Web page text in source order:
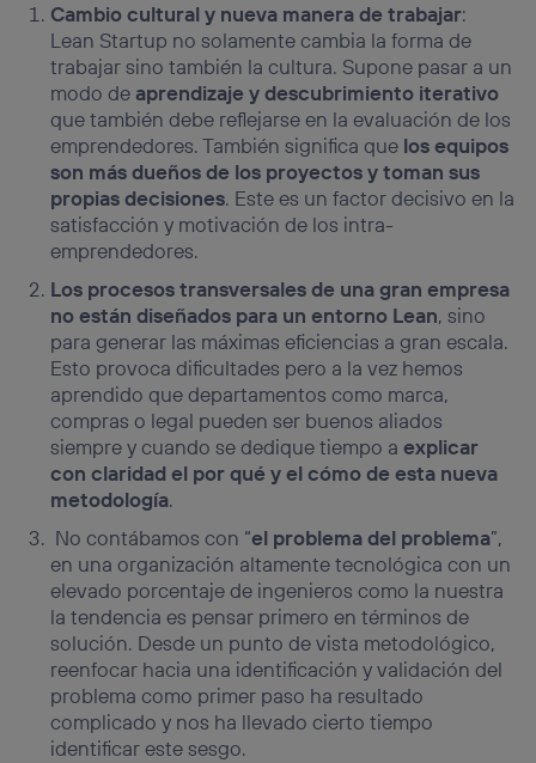
Cambio cultural y nueva manera de trabajar:
Lean Startup no solamente cambia la forma de
trabajar sino también la cultura. Supone pasar a un
modo de aprendizaje y descubrimiento iterativo
que también debe reflejarse en la evaluación de los
emprendedores. También significa que los equipos
son más dueños de los proyectos y toman sus
propias decisiones. Este es un factor decisivo en la
satisfacción y motivación de los intra-
emprendedores.
Los procesos transversales de una gran empresa
no están diseñados para un entorno Lean, sino
para generar las máximas eficiencias a gran escala.
Esto provoca dificultades pero a la vez hemos
aprendido que departamentos como marca,
compras o legal pueden ser buenos aliados
siempre y cuando se dedique tiempo aexplicar
con claridad el por qué y el cómo de esta nueva
metodología.
No contábamos con “el problema del problema”,
en una organización altamente tecnológica con un
elevado porcentaje de ingenieros como la nuestra
la tendencia es pensar primero en términos de
solución. Desde un punto de vista metodológico,
reenfocar hacia una identificación y validación del
problema como primer paso ha resultado
complicado y nos ha llevado cierto tiempo
identificar este sesgo.